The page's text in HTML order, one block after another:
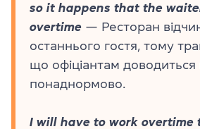
so it happens that the
overtime — Ресторан
останнього гостя, тому
що офіціантам
понаднормово.
I will have to work overtime